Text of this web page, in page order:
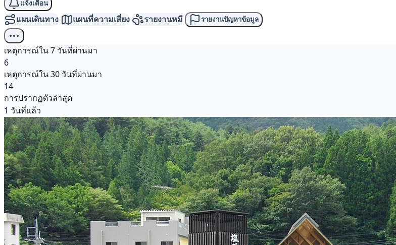
แจ้งเตือน
แผนเดินทาง แผนที่ความเสี่ยง รายงานหมี รายงานปัญหาข้อมูล
เหตุการณ์ใน 7 วันที่ผ่านมา
6
เหตุการณ์ใน 30 วันที่ผ่านมา
14
การปรากฏตัวล่าสุด
1 วันที่แล้ว